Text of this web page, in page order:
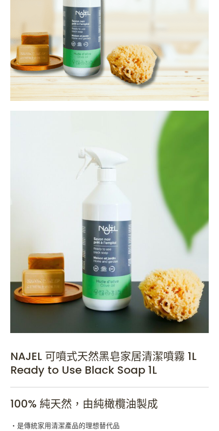
NAJEL 可噴式天然黑皂家居清潔噴霧 1L
Ready to Use Black Soap 1L
100% 純天然，由純橄欖油製成
・是傳統家用清潔產品的理想替代品